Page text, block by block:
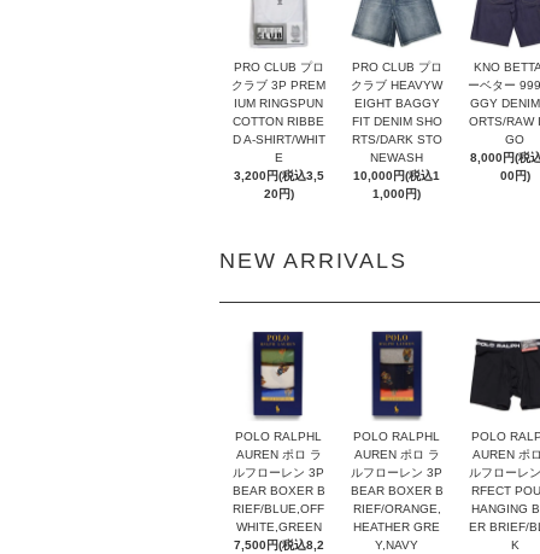
PRO CLUB プロ
クラブ 3P PREM
IUM RINGSPUN
COTTON RIBBE
D A-SHIRT/WHIT
E
3,200円(税込3,5
20円)
PRO CLUB プロ
クラブ HEAVYW
EIGHT BAGGY
FIT DENIM SHO
RTS/DARK STO
NEWASH
10,000円(税込1
1,000円)
KNO
ーベター
GGY
ORTS/RAW
GO
8,000円(税
00円)
NEW ARRIVALS
POLO RALPHL
AUREN ポロ ラ
ルフローレン 3P
BEAR BOXER B
RIEF/BLUE,OFF
WHITE,GREEN
7,500円(税込8,2
POLO RALPHL
AUREN ポロ ラ
ルフローレン 3P
BEAR BOXER B
RIEF/ORANGE,
HEATHER GRE
Y,NAVY
POLO
AUREN ポ
ルフローレ
RFECT
HANGING
ER BRIEF/
K